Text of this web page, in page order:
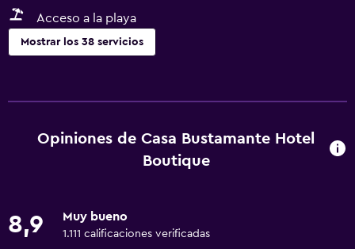
Acceso a la playa
Mostrar los 38 servicios
Wifi gratis
Wifi disponible en todas las instalaciones
Extinguidor
Opiniones de Casa Bustamante Hotel
Boutique
8,9 Muy bueno
1.111 calificaciones verificadas